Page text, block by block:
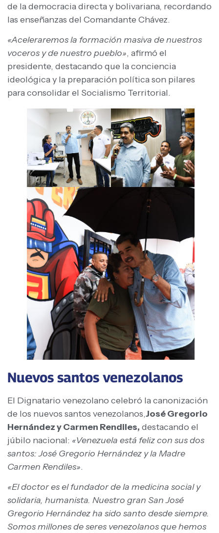
de la democracia directa y bolivariana, recordando
las enseñanzas del Comandante Chávez.
«Aceleraremos la formación masiva de nuestros
voceros y de nuestro pueblo», afirmó el
presidente, destacando que la conciencia
ideológica y la preparación política son pilares
para consolidar el Socialismo Territorial.
Nuevos santos venezolanos
El Dignatario venezolano celebró la canonización
de los nuevos santos venezolanos,José Gregorio
Hernández y Carmen Rendiles, destacando el
júbilo nacional: «Venezuela está feliz con sus dos
santos: José Gregorio Hernández y la Madre
Carmen Rendiles».
«El doctor es el fundador de la medicina social y
solidaria, humanista. Nuestro gran San José
Gregorio Hernández ha sido santo desde siempre.
Somos millones de seres venezolanos que hemos